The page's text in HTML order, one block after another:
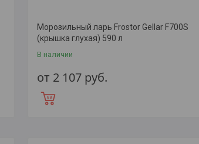
Морозильный ларь Frostor Gellar F700S
(крышка глухая) 590 л
В наличии
от 2 107 руб.